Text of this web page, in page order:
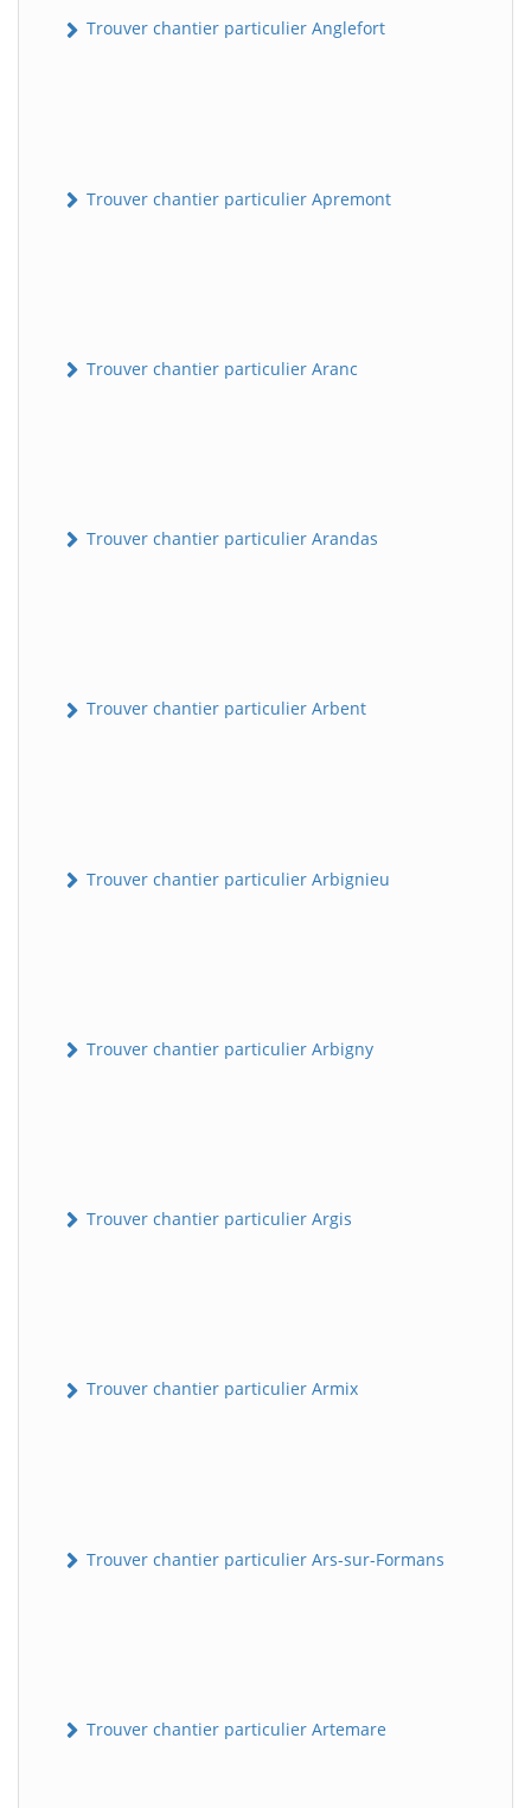
Trouver chantier particulier Anglefort
Trouver chantier particulier Apremont
Trouver chantier particulier Aranc
Trouver chantier particulier Arandas
Trouver chantier particulier Arbent
Trouver chantier particulier Arbignieu
Trouver chantier particulier Arbigny
Trouver chantier particulier Argis
Trouver chantier particulier Armix
Trouver chantier particulier Ars-sur-Formans
Trouver chantier particulier Artemare